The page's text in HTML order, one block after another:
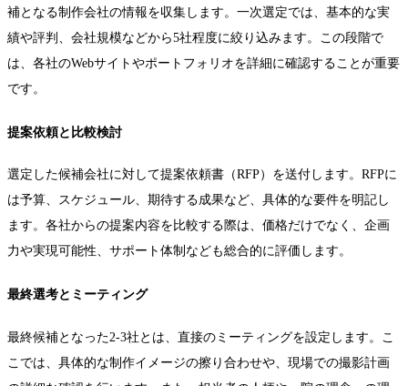
補となる制作会社の情報を収集します。一次選定では、基本的な実
績や評判、会社規模などから5社程度に絞り込みます。この段階で
は、各社のWebサイトやポートフォリオを詳細に確認することが重要
です。
提案依頼と比較検討
選定した候補会社に対して提案依頼書（RFP）を送付します。RFPに
は予算、スケジュール、期待する成果など、具体的な要件を明記し
ます。各社からの提案内容を比較する際は、価格だけでなく、企画
力や実現可能性、サポート体制なども総合的に評価します。
最終選考とミーティング
最終候補となった2-3社とは、直接のミーティングを設定します。こ
こでは、具体的な制作イメージの擦り合わせや、現場での撮影計画